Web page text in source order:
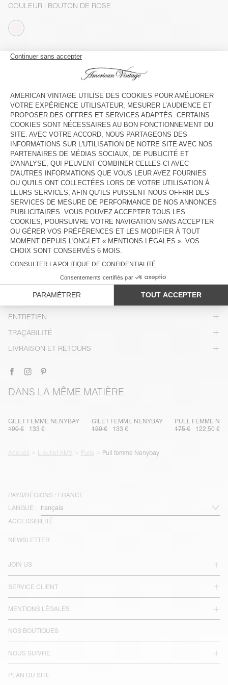
COULEUR | BOUTON DE ROSE
GUIDE DES TAILLES
Livraison estiméeentre le mardi 11 août et le jeudi 13 août
AJOUTER AU PANIER
VOIR LA DISPONIBILITE EN MAGASIN
VOIR LE LOOK
DESCRIPTION
TAILLE ET COUPE
ENTRETIEN
TRAÇABILITÉ
LIVRAISON ET RETOURS
DANS LA MÊME MATIÈRE
GILET FEMME NENYBAY
190 €
133 €
GILET FEMME NENYBAY
190 €
133 €
PULL FEMME
175 €
122,50 €
Accueil L'outlet AMV Pulls Pull femme Nenybay
PAYS/RÉGIONS : FRANCE
LANGUE :
ACCESSIBILITÉ
JOIN US
SERVICE CLIENT
MENTIONS LÉGALES
NOS BOUTIQUES
NOUS SUIVRE
PLAN DU SITE
NEWSLETTER